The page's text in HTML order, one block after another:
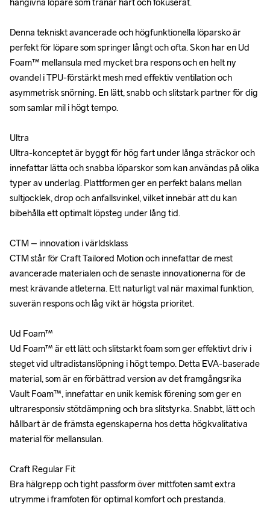
Denna tekniskt avancerade och högfunktionella löparsko är
perfekt för löpare som springer långt och ofta. Skon har en Ud
Foam™ mellansula med mycket bra respons och en helt ny
ovandel i TPU-förstärkt mesh med effektiv ventilation och
asymmetrisk snörning. En lätt, snabb och slitstark partner för dig
som samlar mil i högt tempo.
Ultra
Ultra-konceptet är byggt för hög fart under långa sträckor och
innefattar lätta och snabba löparskor som kan användas på olika
typer av underlag. Plattformen ger en perfekt balans mellan
sultjocklek, drop och anfallsvinkel, vilket innebär att du kan
bibehålla ett optimalt löpsteg under lång tid.
CTM – innovation i världsklass
CTM står för Craft Tailored Motion och innefattar de mest
avancerade materialen och de senaste innovationerna för de
mest krävande atleterna. Ett naturligt val när maximal funktion,
suverän respons och låg vikt är högsta prioritet.
Ud Foam™
Ud Foam™ är ett lätt och slitstarkt foam som ger effektivt driv i
steget vid ultradistanslöpning i högt tempo. Detta EVA-baserade
material, som är en förbättrad version av det framgångsrika
Vault Foam™, innefattar en unik kemisk förening som ger en
ultraresponsiv stötdämpning och bra slitstyrka. Snabbt, lätt och
hållbart är de främsta egenskaperna hos detta högkvalitativa
material för mellansulan.
Craft Regular Fit
Bra hälgrepp och tight passform över mittfoten samt extra
utrymme i framfoten för optimal komfort och prestanda.
Denna tekniskt avancerade och högfunktionella löparsko är
perfekt för löpare som springer långt och ofta. Skon har en Ud
Foam™ mellansula med mycket bra respons och en helt ny
ovandel i TPU-förstärkt mesh med effektiv ventilation och
asymmetrisk snörning. En lätt, snabb och slitstark partner för dig
som samlar mil i högt tempo.
Ultra
Ultra-konceptet är byggt för hög fart under långa sträckor och
innefattar lätta och snabba löparskor som kan användas på olika
typer av underlag. Plattformen ger en perfekt balans mellan
sultjocklek, drop och anfallsvinkel, vilket innebär att du kan
bibehålla ett optimalt löpsteg under lång tid.
CTM – innovation i världsklass
CTM står för Craft Tailored Motion och innefattar de mest
avancerade materialen och de senaste innovationerna för de
mest krävande atleterna. Ett naturligt val när maximal funktion,
suverän respons och låg vikt är högsta prioritet.
Ud Foam™
Ud Foam™ är ett lätt och slitstarkt foam som ger effektivt driv i
steget vid ultradistanslöpning i högt tempo. Detta EVA-baserade
material, som är en förbättrad version av det framgångsrika
Vault Foam™, innefattar en unik kemisk förening som ger en
ultraresponsiv stötdämpning och bra slitstyrka. Snabbt, lätt och
hållbart är de främsta egenskaperna hos detta högkvalitativa
material för mellansulan.
Craft Regular Fit
Bra hälgrepp och tight passform över mittfoten samt extra
utrymme i framfoten för optimal komfort och prestanda.